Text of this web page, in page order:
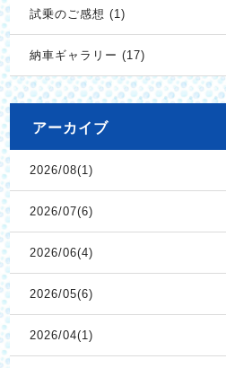
試乗のご感想 (1)
納車ギャラリー (17)
アーカイブ
2026/08(1)
2026/07(6)
2026/06(4)
2026/05(6)
2026/04(1)